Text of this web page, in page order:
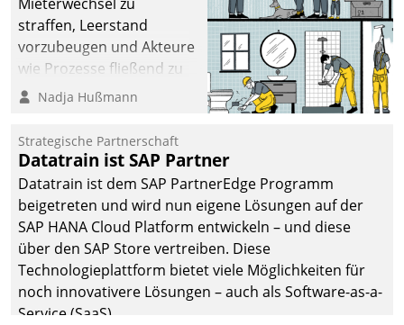
straffen, Leerstand
vorzubeugen und Akteure
wie Prozesse fließend zu
vernetzen, nutzt die
Jahresbeginn eine
Überblick, Einsicht und
Eingriff bietende Lösung.
Zur Entwicklung setzte
man auf
Cloudtechnologie,
bewährte und Startup-
Partner sowie erstmals
agile Projektmethoden.
Nadja Hußmann
Strategische Partnerschaft
Datatrain ist SAP Partner
Datatrain ist dem SAP PartnerEdge Programm
beigetreten und wird nun eigene Lösungen auf der
SAP HANA Cloud Platform entwickeln – und diese
über den SAP Store vertreiben. Diese
Technologieplattform bietet viele Möglichkeiten für
noch innovativere Lösungen – auch als Software-as-a-
Service (SaaS).